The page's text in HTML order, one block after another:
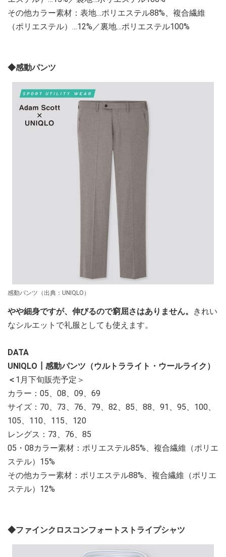
その他カラー素材：表地…ポリエステル88%、複合繊維
（ポリエステル）…12%／裏地…ポリエステル100%
◆感動パンツ
感動パンツ（出典：UNIQLO）
やや細身ですが、伸びるので窮屈さはありません。
きれい
なシルエットで礼服としても使えます。
DATA
UNIQLO┃感動パンツ（ウルトラライト・ウールライク）
＜ 1月下旬販売予定＞
カラー：05、08、09、69
サイズ：70、73、76、79、82、85、88、91、95、100、
105、110、115、120
レングス：73、76、85
05・08カラー素材：ポリエステル85%、複合繊維（ポリエ
ステル）15%
その他カラー素材：ポリエステル88%、複合繊維（ポリエ
ステル）12%
◆ファインクロスコンフォートストライプシャツ